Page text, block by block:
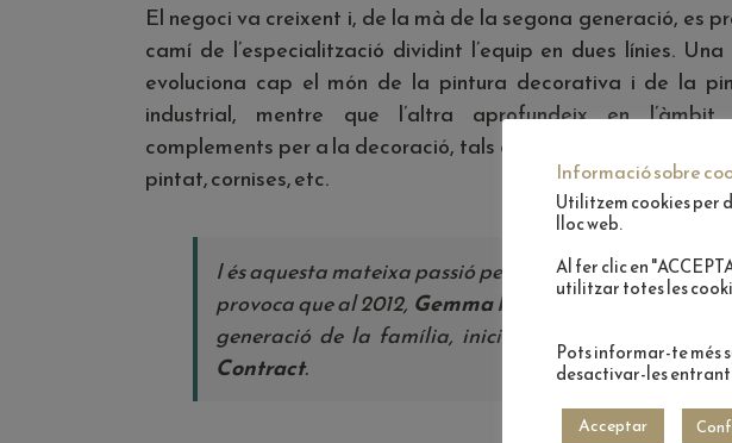
El negoci va creixent i, de la mà de la segona generació, es
camí de l’especialització dividint l’equip en dues línies.
evoluciona cap el món de la pintura decorativa i de la
industrial, mentre que l’altra aprofundeix en l’àmbit
complements per a la decoració, tals com cortines, parquet,
pintat, cornises, etc.
I és aquesta mateixa passió per a la decoració la que
provoca que al 2012, Gemma Pocorull Oller, tercera
generació de la família, iniciï el projecte de
Contract.
Informació sobre
Utilitzem cookies per
lloc web.
Al fer clic en
utilitzar totes les
Pots informar-te més
desactivar-les
Acceptar